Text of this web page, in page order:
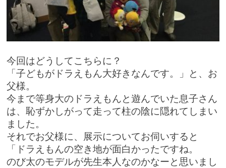
今回はどうしてこちらに？
「子どもがドラえもん大好きなんです。」と、お
父様。
今まで等身大のドラえもんと遊んでいた息子さん
は、恥ずかしがって走って柱の陰に隠れてしまい
ました。
それでお父様に、展示についてお伺いすると
「ドラえもんの空き地が面白かったですね。
のび太のモデルが先生本人なのかなーと思いまし